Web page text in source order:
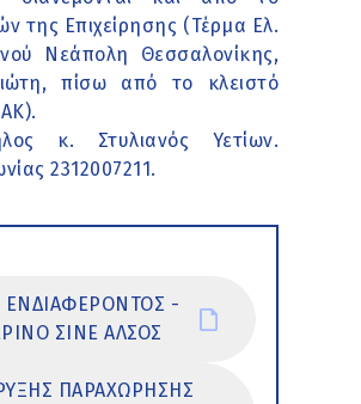
της Επιχείρησης (Τέρμα Ελ.
Νεάπολη Θεσσαλονίκης,
πίσω από το κλειστό
κ. Στυλιανός Υετίων.
2312007211.
-
ΣΙΝΕ ΑΛΣΟΣ
ΠΑΡΑΧΩΡΗΣΗΣ